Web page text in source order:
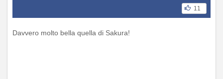
11
Davvero molto bella quella di Sakura!